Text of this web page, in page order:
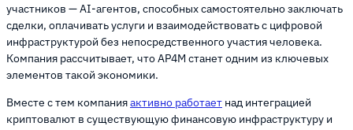
участников — AI-агентов, способных самостоятельно заключать
сделки, оплачивать услуги и взаимодействовать с цифровой
инфраструктурой без непосредственного участия человека.
Компания рассчитывает, что AP4M станет одним из ключевых
элементов такой экономики.
Вместе с тем компанияактивно работает над интеграцией
криптовалют в существующую финансовую инфраструктуру и